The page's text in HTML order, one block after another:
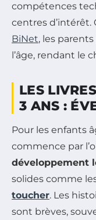
compétences
centres d’intérêt.
BiNet, les
l’âge, rendant le
LES
3 ANS :
Pour les enfants
commence par
développement
solides comme
toucher. Les
sont brèves,